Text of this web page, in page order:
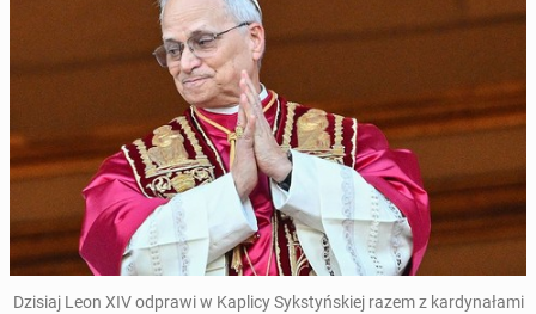
Dzisiaj Leon XIV odprawi w Kaplicy Syk­styń­skiej razem z kar­dy­na­ła­mi